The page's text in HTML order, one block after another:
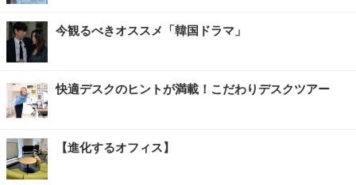
今観るべきオススメ「韓国ドラマ」
快適デスクのヒントが満載！こだわりデスクツアー
【進化するオフィス】